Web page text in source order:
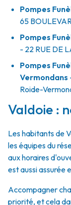
Pompes
65
Pompes
- 22 RUE DE
Pompes
Vermondans
Roide-
Valdoie :
Les habitants de
les équipes du
aux horaires
est aussi assurée
Accompagner
priorité, et cela